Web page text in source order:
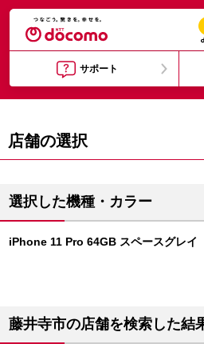
サポート
店舗の選択
選択した機種・カラー
iPhone 11 Pro 64GB スペースグレイ
藤井寺市の店舗を検索した結